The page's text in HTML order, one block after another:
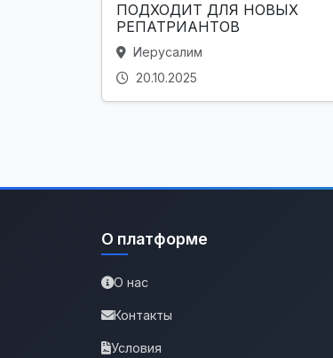
ПОДХОДИТ ДЛЯ НОВЫХ
РЕПАТРИАНТОВ
Иерусалим
20.10.2025
О платформе
О нас
Контакты
Условия